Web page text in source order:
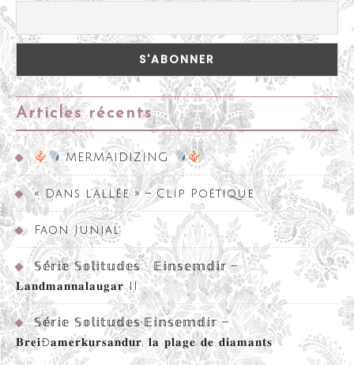
Articles récents
MERMAIDIZING
« Dans l’allée » – Clip Poétique
Faon Junial
𝕊𝕖́𝕣𝕚𝕖 𝕊𝕠𝕝𝕚𝕥𝕦𝕕𝕖𝕤 • 𝔼𝕚𝕟𝕤𝕖𝕞𝕕𝕚𝕣 –
𝐋𝐚𝐧𝐝𝐦𝐚𝐧𝐧𝐚𝐥𝐚𝐮𝐠𝐚𝐫 II
𝕊𝕖́𝕣𝕚𝕖 𝕊𝕠𝕝𝕚𝕥𝕦𝕕𝕖𝕤•𝔼𝕚𝕟𝕤𝕖𝕞𝕕𝕚𝕣 –
𝐁𝐫𝐞𝐢ð𝐚𝐦𝐞𝐫𝐤𝐮𝐫𝐬𝐚𝐧𝐝𝐮𝐫, 𝐥𝐚 𝐩𝐥𝐚𝐠𝐞 𝐝𝐞 𝐝𝐢𝐚𝐦𝐚𝐧𝐭𝐬